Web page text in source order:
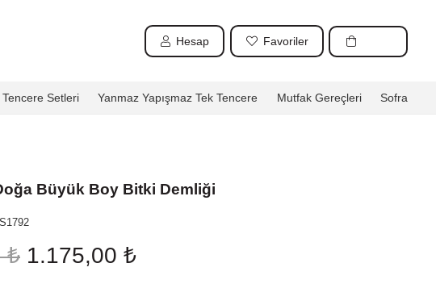
Hesap Favoriler
Tencere Setleri Yanmaz Yapışmaz Tek Tencere Mutfak Gereçleri Sofra
Büyük Boy Bitki Demliği
S1792
₺ Orijinal
fiyat:
1.175,00 ₺Şu